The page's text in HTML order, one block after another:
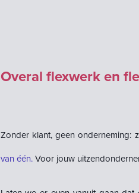
Overal flexwerk en
Zonder klant, geen onderneming:
van één. Voor jouw